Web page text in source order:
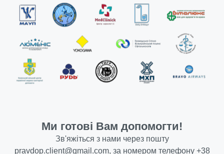
Ми готові Вам допомогти!
Зв'яжіться з нами через пошту
pravdop.client@gmail.com, за номером телефону +38